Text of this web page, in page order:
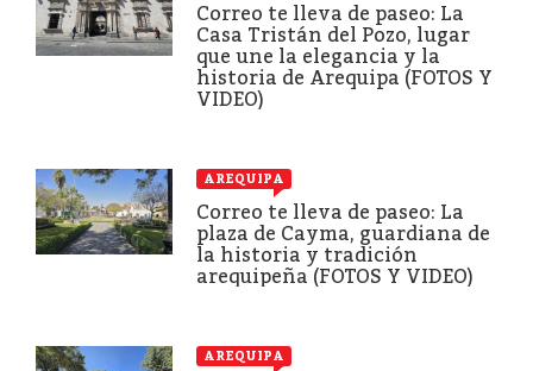
Correo te lleva de paseo: La
Casa Tristán del Pozo, lugar
que une la elegancia y la
historia de Arequipa (FOTOS Y
VIDEO)
AREQUIPA
Correo te lleva de paseo: La
plaza de Cayma, guardiana de
la historia y tradición
arequipeña (FOTOS Y VIDEO)
AREQUIPA